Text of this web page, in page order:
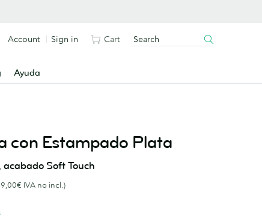
Ayuda
Account Sign in Cart
con Estampado Plata
Soft Touch
IVA no incl.)